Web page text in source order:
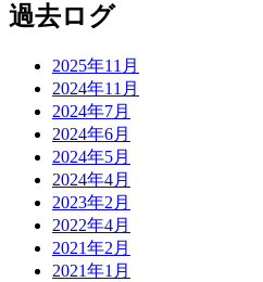
過去ログ
2025年11月
2024年11月
2024年7月
2024年6月
2024年5月
2024年4月
2023年2月
2022年4月
2021年2月
2021年1月